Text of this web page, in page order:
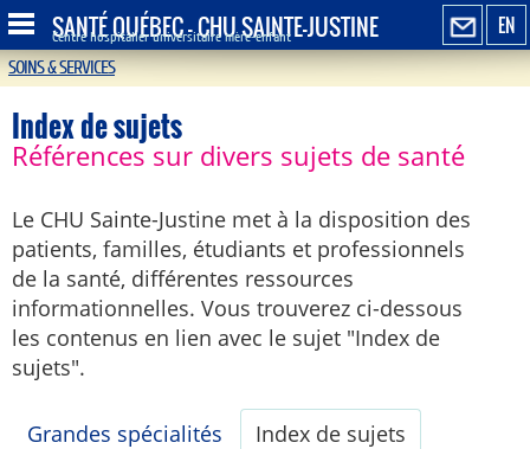
EN
SANTÉ QUÉBEC - CHU SAINTE-JUSTINE
Centre hospitalier universitaire mère-enfant
SOINS & SERVICES
Index de sujets
Références sur divers sujets de santé
Le CHU Sainte-Justine met à la disposition des
patients, familles, étudiants et professionnels
de la santé, différentes ressources
informationnelles. Vous trouverez ci-dessous
les contenus en lien avec le sujet "Index de
sujets".
Grandes spécialités
Index de sujets